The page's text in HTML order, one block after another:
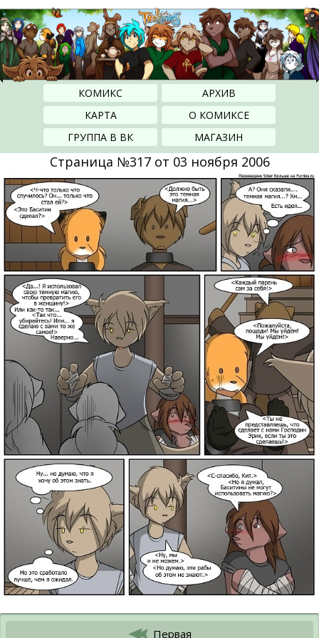
КОМИКС
АРХИВ
КАРТА
О КОМИКСЕ
ГРУППА В ВК
МАГАЗИН
Страница №317 от 03 ноября 2006
Первая